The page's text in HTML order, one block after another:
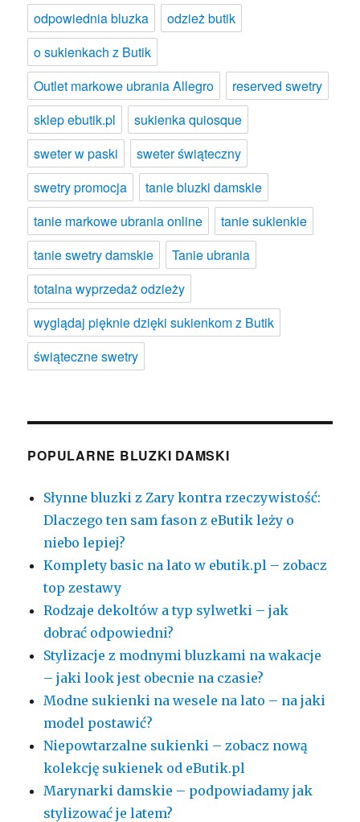
odpowiednia bluzka
odzież butik
o sukienkach z Butik
Outlet markowe ubrania Allegro
reserved swetry
sklep ebutik.pl
sukienka quiosque
sweter w paski
sweter świąteczny
swetry promocja
tanie bluzki damskie
tanie markowe ubrania online
tanie sukienkie
tanie swetry damskie
Tanie ubrania
totalna wyprzedaż odzieży
wyglądaj pięknie dzięki sukienkom z Butik
świąteczne swetry
POPULARNE BLUZKI DAMSKI
Słynne bluzki z Zary kontra rzeczywistość:
Dlaczego ten sam fason z eButik leży o
niebo lepiej?
Komplety basic na lato w ebutik.pl – zobacz
top zestawy
Rodzaje dekoltów a typ sylwetki – jak
dobrać odpowiedni?
Stylizacje z modnymi bluzkami na wakacje
– jaki look jest obecnie na czasie?
Modne sukienki na wesele na lato – na jaki
model postawić?
Niepowtarzalne sukienki – zobacz nową
kolekcję sukienek od eButik.pl
Marynarki damskie – podpowiadamy jak
stylizować je latem?